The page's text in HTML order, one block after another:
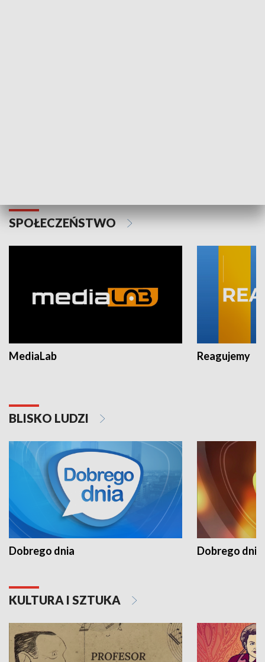
SPOŁECZEŃSTWO
MediaLab Reagujemy
BLISKO LUDZI
Dobrego dnia Dobrego dnia
KULTURA I SZTUKA